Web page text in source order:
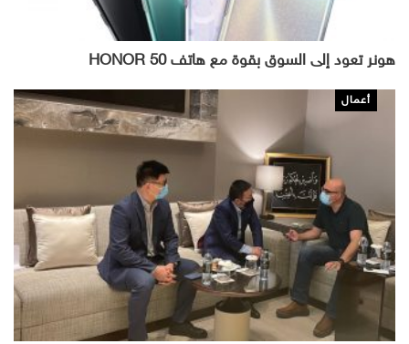
هونر تعود إلى السوق بقوة مع هاتف HONOR 50
أعمال